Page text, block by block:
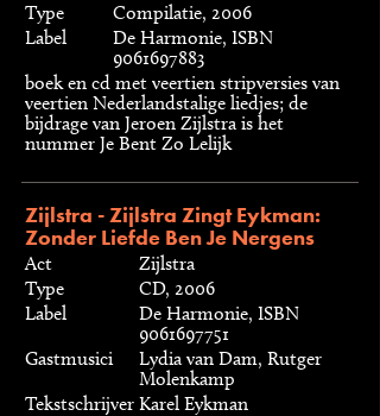
Type
Compilatie, 2006
Label
De Harmonie, ISBN
9061697883
boek en cd met veertien stripversies van
veertien Nederlandstalige liedjes; de
bijdrage van Jeroen Zijlstra is het
nummer Je Bent Zo Lelijk
Zijlstra - Zijlstra Zingt Eykman:
Zonder Liefde Ben Je Nergens
Act
Zijlstra
Type
CD, 2006
Label
De Harmonie, ISBN
9061697751
Gastmusici
Lydia van Dam, Rutger
Molenkamp
Tekstschrijver Karel Eykman